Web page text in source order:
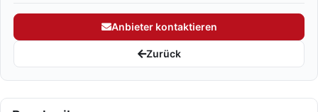
Anbieter kontaktieren
Zurück